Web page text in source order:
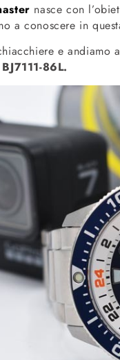
nasce con
a conoscere in
e andiamo
BJ7111-86L.